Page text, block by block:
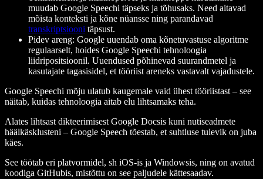
muudab Google Speechi täpseks ja tõhusaks. Need aitavad
mõista konteksti ja kõne nüansse ning parandavad
transkriptsiooni täpsust.
Pidev areng: Google uuendab oma kõnetuvastuse algoritme
regulaarselt, hoides Google Speechi tehnoloogia
liidripositsioonil. Uuendused põhinevad suurandmetel ja
kasutajate tagasisidel, et tööriist areneks vastavalt vajadustele.
Google Speechi mõju ulatub kaugemale vaid ühest tööriistast – see
näitab, kuidas tehnoloogia aitab elu lihtsamaks teha.
Alates lihtsast dikteerimisest Google Docsis kuni nutiseadmete
häälkäsklusteni – Google Speech tõestab, et suhtluse tulevik on juba
käes.
See töötab eri platvormidel, sh iOS-is ja Windowsis, ning on avatud
koodiga GitHubis, mistõttu on see paljudele kättesaadav.